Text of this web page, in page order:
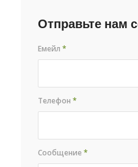
Отправьте нам
Емейл*
Телефон*
Сообщение*